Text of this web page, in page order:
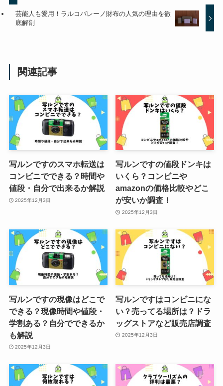
イケベ楽器のオンラインの評判を
調査！発送が遅いは本当？偽サイ
5980円のセット内容は？ワイン12
本セットを調査
福さ屋の明太子の店舗の一覧！お
岡空港は？
ケノンはvioの黒ずみ消える？色
効果的なのかも調査
グリーンパンはどれがいい？種類
や違いを紹介！取っ手がとれるの
はどれ？
芸能人も愛用！ラルコバレーノ財布の人気の理由を徹
底解剖
関連記事
写ルンですのスマホ転送は
コンビニでできる？時間や
値段・自分で出来るか解説
2025年12月3日
写ルンですの値段ドンキは
いくら？コンビニや
amazonの価格比較やどこ
が安いか調査！
2025年12月3日
写ルンですの現像はどこで
できる？現像時間や値段・
学割ある？自分でできるか
も解説
2025年12月3日
写ルンですはコンビニにな
い？売ってる場所は？ドラ
ッグストアなど販売店調査
2025年12月3日